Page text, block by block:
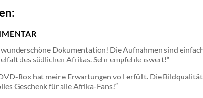
wunderschöne Dokumentation! Die Aufnahmen sind
des südlichen Afrikas. Sehr empfehlenswert!“
Box hat meine Erwartungen voll erfüllt. Die
Geschenk für alle Afrika-Fans!“